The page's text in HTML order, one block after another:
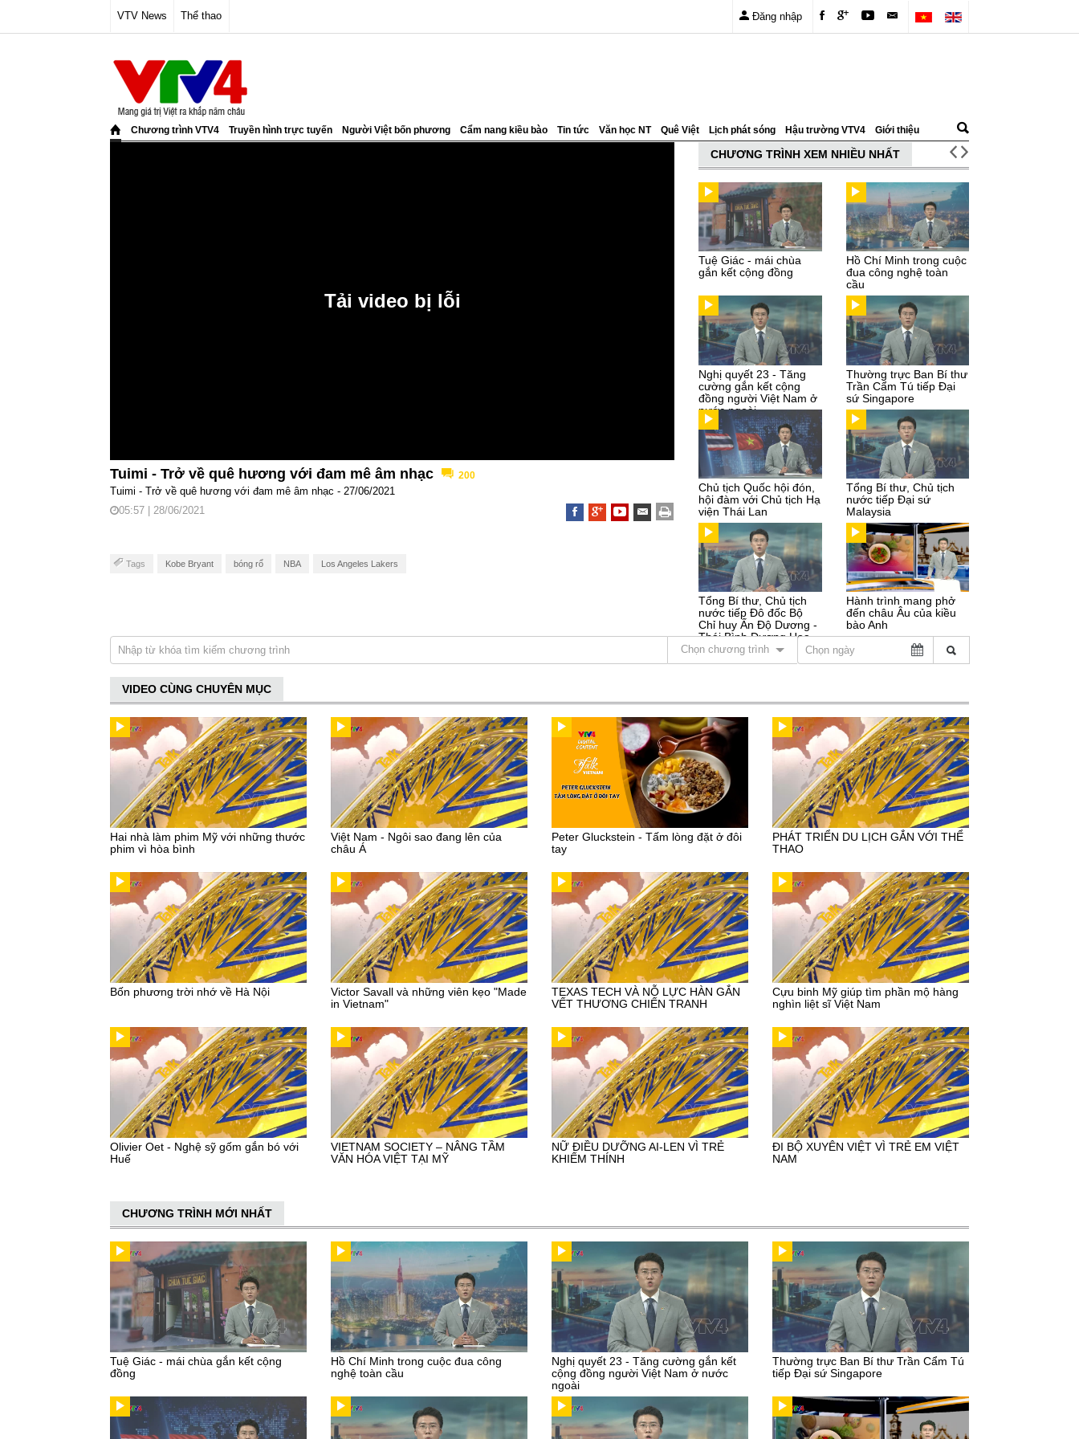
VTV News Thể thao Đăng nhập
Chương trình VTV4 Truyền hình trực tuyến Người Việt bốn phương Cẩm nang kiều bào Tin tức Văn học NT Quê Việt Lịch phát sóng Hậu trường VTV4 Giới thiệu
Tuimi - Trở về quê hương với đam mê âm nhạc 200
Tuimi - Trở về quê hương với đam mê âm nhạc - 27/06/2021
05:57 | 28/06/2021
Tags Kobe Bryant bóng rổ NBA Los Angeles Lakers
CHƯƠNG TRÌNH XEM NHIỀU NHẤT
Tuệ Giác - mái chùa
gắn kết cộng đồng
Hồ Chí Minh trong cuộc
đua công nghệ toàn
cầu
Nghị quyết 23 - Tăng
cường gắn kết cộng
đồng người Việt Nam ở
nước ngoài
Thường trực Ban Bí thư
Trần Cẩm Tú tiếp Đại
sứ Singapore
Chủ tịch Quốc hội đón,
hội đàm với Chủ tịch Hạ
viện Thái Lan
Tổng Bí thư, Chủ tịch
nước tiếp Đại sứ
Malaysia
Tổng Bí thư, Chủ tịch
nước tiếp Đô đốc Bộ
Chỉ huy Ấn Độ Dương -
Thái Bình Dương Hoa
Kỳ
Hành trình mang phở
đến châu Âu của kiều
bào Anh
Chọn chương trình
VIDEO CÙNG CHUYÊN MỤC
Hai nhà làm phim Mỹ với những thước
phim vì hòa bình
Việt Nam - Ngôi sao đang lên của
châu Á
Peter Gluckstein - Tấm lòng đặt ở đôi
tay
PHÁT TRIỂN DU LỊCH GẮN VỚI THỂ
THAO
Bốn phương trời nhớ về Hà Nội
Victor Savall và những viên kẹo "Made
in Vietnam"
TEXAS TECH VÀ NỖ LỰC HÀN GẮN
VẾT THƯƠNG CHIẾN TRANH
Cựu binh Mỹ giúp tìm phần mộ hàng
nghìn liệt sĩ Việt Nam
Olivier Oet - Nghệ sỹ gốm gắn bó với
Huế
VIETNAM SOCIETY – NÂNG TẦM
VĂN HÓA VIỆT TẠI MỸ
NỮ ĐIỀU DƯỠNG AI-LEN VÌ TRẺ
KHIẾM THÍNH
ĐI BỘ XUYÊN VIỆT VÌ TRẺ EM VIỆT
NAM
CHƯƠNG TRÌNH MỚI NHẤT
Tuệ Giác - mái chùa gắn kết cộng
đồng
Hồ Chí Minh trong cuộc đua công
nghệ toàn cầu
Nghị quyết 23 - Tăng cường gắn kết
cộng đồng người Việt Nam ở nước
ngoài
Thường trực Ban Bí thư Trần Cẩm Tú
tiếp Đại sứ Singapore